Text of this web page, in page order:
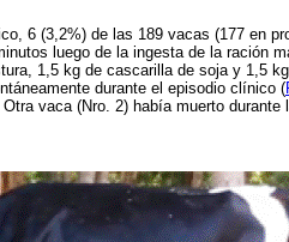
6 (3,2%) de las 189 vacas (177 en
luego de la ingesta de la ración
1,5 kg de cascarilla de soja y 1,5
durante el episodio clínico (
vaca (Nro. 2) había muerto